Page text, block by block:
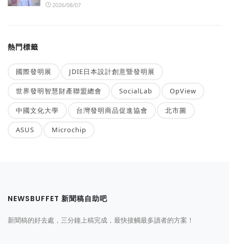
2026/08/07
熱門標籤
國際發明展 JDIE日本設計創意暨發明展
世界發明智慧財產聯盟總會 SocialLab OpView
中國文化大學 台灣發明商品促進協會 北市圖
ASUS Microchip
NEWSBUFFET 新聞稿自助吧
新聞稿的好去處，三分鐘上稿完成，最快接觸最多讀者的方案！